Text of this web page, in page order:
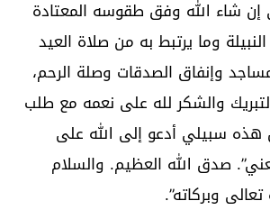
شاء الله وفق طقوسه المعتادة
النبيلة وما يرتبط به من صلاة العيد
وإنفاق الصدقات وصلة الرحم،
والشكر لله على نعمه مع طلب
هذه سبيلي أدعو إلى الله على
صدق الله العظيم. والسلام
وبركاته”.